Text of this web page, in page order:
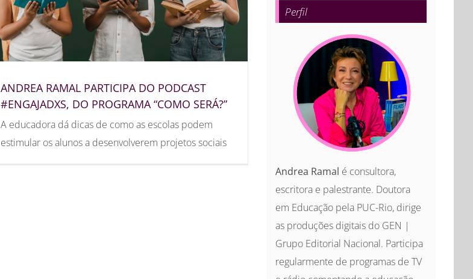
ANDREA RAMAL PARTICIPA DO PODCAST
#ENGAJADXS, DO PROGRAMA “COMO SERÁ?”
A educadora dá dicas de como as escolas podem
estimular os alunos a desenvolverem projetos sociais
Perfil
Andrea Ramal é consultora,
escritora e palestrante. Doutora
em Educação pela PUC-Rio, dirige
as produções digitais do GEN |
Grupo Editorial Nacional. Participa
regularmente de programas de TV